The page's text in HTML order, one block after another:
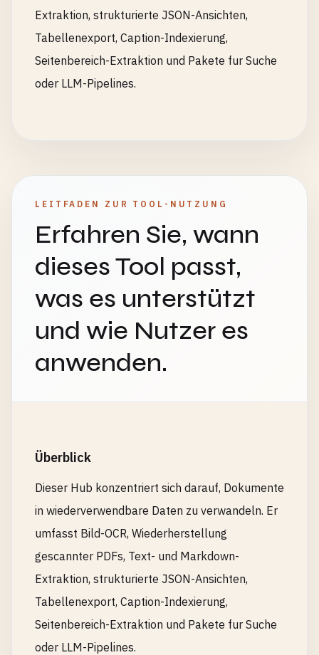
Extraktion, strukturierte JSON-Ansichten,
Tabellenexport, Caption-Indexierung,
Seitenbereich-Extraktion und Pakete fur Suche
oder LLM-Pipelines.
LEITFADEN ZUR TOOL-NUTZUNG
Erfahren Sie, wann
dieses Tool passt,
was es unterstützt
und wie Nutzer es
anwenden.
Überblick
Dieser Hub konzentriert sich darauf, Dokumente
in wiederverwendbare Daten zu verwandeln. Er
umfasst Bild-OCR, Wiederherstellung
gescannter PDFs, Text- und Markdown-
Extraktion, strukturierte JSON-Ansichten,
Tabellenexport, Caption-Indexierung,
Seitenbereich-Extraktion und Pakete fur Suche
oder LLM-Pipelines.